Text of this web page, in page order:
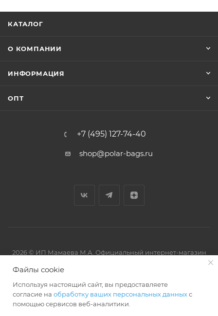
КАТАЛОГ
О КОМПАНИИ
ИНФОРМАЦИЯ
ОПТ
+7 (495) 127-74-40
shop@polar-bags.ru
2026 © ИП Мамаева М.А. Официальный интернет-магазин
Файлы cookie
Используя настоящий сайт, вы предоставляете
согласие на обработку ваших персональных данныхс
помощью сервисов веб-аналитики.